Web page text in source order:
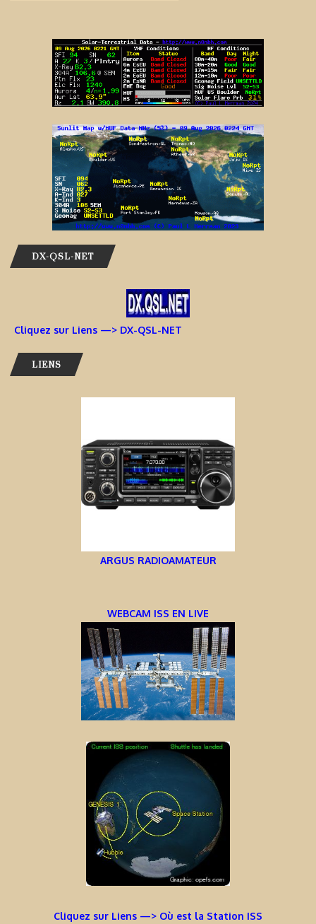
DX-QSL-NET
Cliquez sur Liens —> DX-QSL-NET
LIENS
ARGUS RADIOAMATEUR
WEBCAM ISS EN LIVE
Cliquez sur Liens —> Où est la Station ISS